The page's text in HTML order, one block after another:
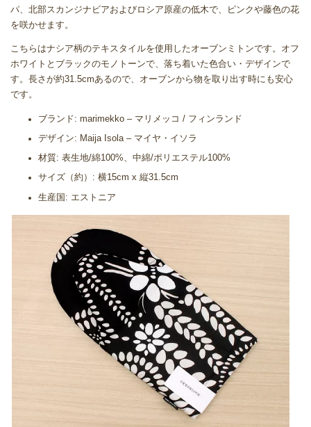
パ、北部スカンジナビアおよびロシア原産の低木で、ピンクや藤色の花
を咲かせます。
こちらはナシア柄のテキスタイルを使用したオーブンミトンです。オフ
ホワイトとブラックのモノトーンで、落ち着いた色合い・デザインで
す。長さが約31.5cmあるので、オーブンから物を取り出す時にも安心
です。
ブランド: marimekko – マリメッコ / フィンランド
デザイン: Maija Isola – マイヤ・イソラ
材質: 表生地/綿100%、中綿/ポリエステル100%
サイズ（約）: 横15cm x 縦31.5cm
生産国: エストニア